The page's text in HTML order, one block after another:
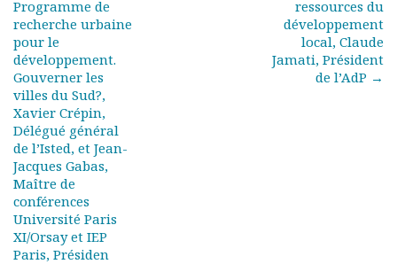
Offres d’emploi
Forum
Actualités
Nous contacter
Programme de
recherche urbaine
pour le
développement.
Gouverner les
villes du Sud?,
Xavier Crépin,
Délégué général
de l’Isted, et Jean-
Jacques Gabas,
Maître de
conférences
Université Paris
XI/Orsay et IEP
Paris, Présiden
ressources du
développement
local, Claude
Jamati, Président
de l’AdP →